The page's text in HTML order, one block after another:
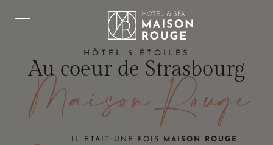
L’HOSPITALITÉ AU CŒUR DE LA GRANDE ÎLE À
STRASBOURG
CHIC. MYTHIQUE.
HÔTEL 5 ÉTOILES
Au coeur de Strasbourg
Maison Rouge
IL ÉTAIT UNE FOIS MAISON ROUGE...